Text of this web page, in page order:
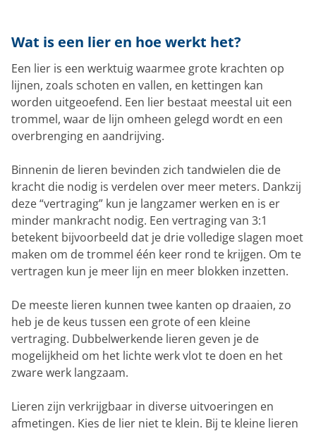
Wat is een lier en hoe werkt het?
Een lier is een werktuig waarmee grote krachten op
lijnen, zoals schoten en vallen, en kettingen kan
worden uitgeoefend. Een lier bestaat meestal uit een
trommel, waar de lijn omheen gelegd wordt en een
overbrenging en aandrijving.
Binnenin de lieren bevinden zich tandwielen die de
kracht die nodig is verdelen over meer meters. Dankzij
deze “vertraging” kun je langzamer werken en is er
minder mankracht nodig. Een vertraging van 3:1
betekent bijvoorbeeld dat je drie volledige slagen moet
maken om de trommel één keer rond te krijgen. Om te
vertragen kun je meer lijn en meer blokken inzetten.
De meeste lieren kunnen twee kanten op draaien, zo
heb je de keus tussen een grote of een kleine
vertraging. Dubbelwerkende lieren geven je de
mogelijkheid om het lichte werk vlot te doen en het
zware werk langzaam.
Lieren zijn verkrijgbaar in diverse uitvoeringen en
afmetingen. Kies de lier niet te klein. Bij te kleine lieren